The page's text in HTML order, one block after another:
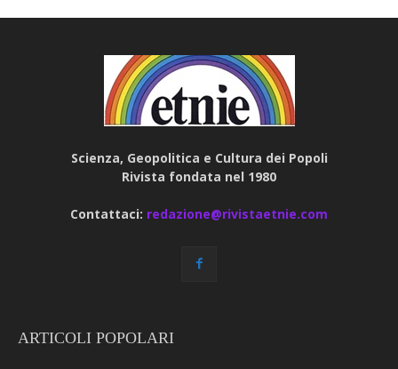
Scienza, Geopolitica e Cultura dei Popoli
Rivista fondata nel 1980
Contattaci: redazione@rivistaetnie.com
ARTICOLI POPOLARI